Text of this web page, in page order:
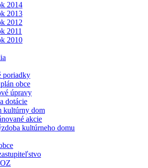
2014
2013
2012
2011
2010
poriadky
obce
úpravy
dotácie
kultúrny dom
akcie
kultúrneho domu